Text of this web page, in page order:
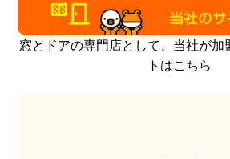
窓とドアの専門店として、当社が加
トはこちら